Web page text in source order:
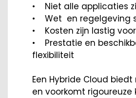
• Niet alle applicaties
• Wet en regelgeving
• Kosten zijn lastig
• Prestatie en
flexibiliteit
Een Hybride Cloud
en voorkomt